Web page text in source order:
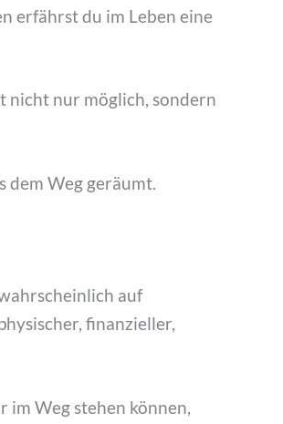
erfährst du im Leben eine
nicht nur möglich, sondern
dem Weg geräumt.
auf
finanzieller,
im Weg stehen können,